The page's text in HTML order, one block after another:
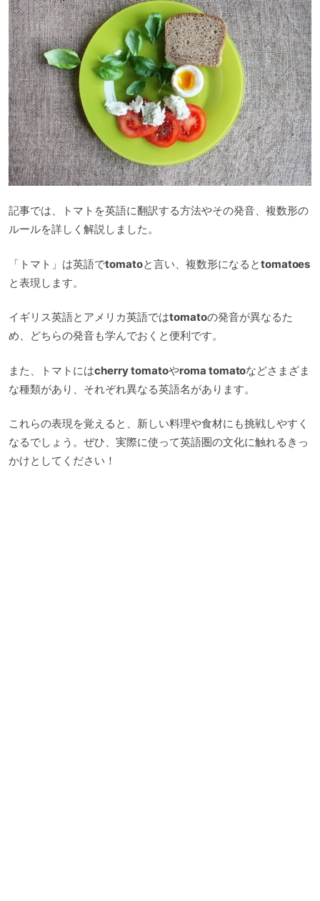
記事では、トマトを英語に翻訳する方法やその発音、複数形の
ルールを詳しく解説しました。
「トマト」は英語でtomatoと言い、複数形になるとtomatoes
と表現します。
イギリス英語とアメリカ英語ではtomatoの発音が異なるた
め、どちらの発音も学んでおくと便利です。
また、トマトにはcherry tomatoやroma tomatoなどさまざま
な種類があり、それぞれ異なる英語名があります。
これらの表現を覚えると、新しい料理や食材にも挑戦しやすく
なるでしょう。ぜひ、実際に使って英語圏の文化に触れるきっ
かけとしてください！